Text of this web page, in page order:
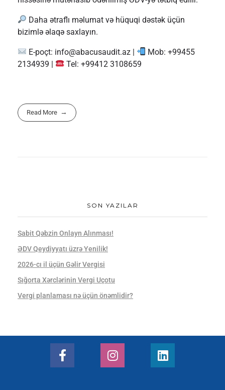
Daha ətraflı məlumat və hüquqi dəstək üçün
bizimlə əlaqə saxlayın.
E-poçt: info@abacusaudit.az |
Mob: +99455
2134939 |
Tel: +99412 3108659
Read More
SON YAZILAR
Sabit Qəbzin Onlayn Alınması!
ƏDV Qeydiyyatı üzrə Yenilik!
2026-cı il üçün Gəlir Vergisi
Sığorta Xərclərinin Vergi Uçotu
Vergi planlaması nə üçün önəmlidir?